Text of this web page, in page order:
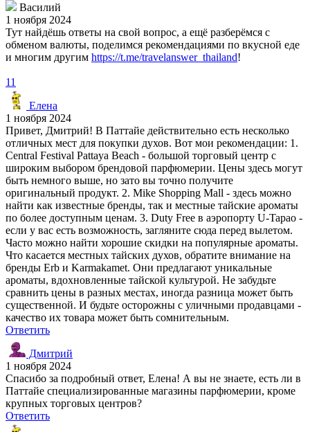
Василий
1 ноября 2024
Тут найдёшь ответы на свой вопрос, а ещё разберёмся с
обменом валюты, поделимся рекомендациями по вкусной еде
и многим другим https://t.me/travelanswer_thailand!
11
Елена
1 ноября 2024
Привет, Дмитрий! В Паттайе действительно есть несколько
отличных мест для покупки духов. Вот мои рекомендации: 1.
Central Festival Pattaya Beach - большой торговый центр с
широким выбором брендовой парфюмерии. Цены здесь могут
быть немного выше, но зато вы точно получите
оригинальный продукт. 2. Mike Shopping Mall - здесь можно
найти как известные бренды, так и местные тайские ароматы
по более доступным ценам. 3. Duty Free в аэропорту U-Tapao -
если у вас есть возможность, загляните сюда перед вылетом.
Часто можно найти хорошие скидки на популярные ароматы.
Что касается местных тайских духов, обратите внимание на
бренды Erb и Karmakamet. Они предлагают уникальные
ароматы, вдохновленные тайской культурой. Не забудьте
сравнить цены в разных местах, иногда разница может быть
существенной. И будьте осторожны с уличными продавцами -
качество их товара может быть сомнительным.
Ответить
Дмитрий
1 ноября 2024
Спасибо за подробный ответ, Елена! А вы не знаете, есть ли в
Паттайе специализированные магазины парфюмерии, кроме
крупных торговых центров?
Ответить